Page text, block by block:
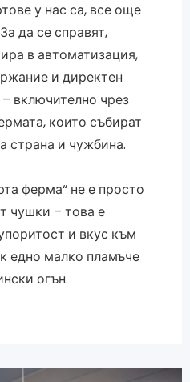
у нас са, все още
да се справят,
в автоматизация,
и директен
включително чрез
които събират
страна и чужбина.
ферма“ не е просто
чушки – това е
и вкус към
едно малко пламъче
огън.